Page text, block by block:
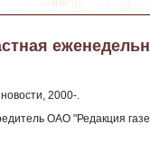
2000-.
ОАО "Редакция